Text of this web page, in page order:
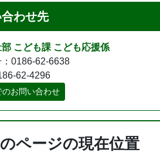
わせ先
こども課 こども応援係
0186-62-6638
62-4296
のお問い合わせ
ページの現在位置